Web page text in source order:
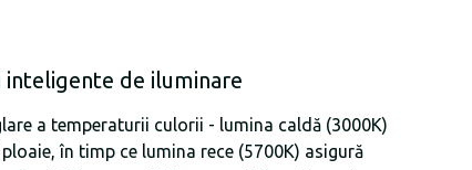
inteligente de iluminare
a temperaturii culorii - lumina caldă (3000K)
în timp ce lumina rece (5700K) asigură